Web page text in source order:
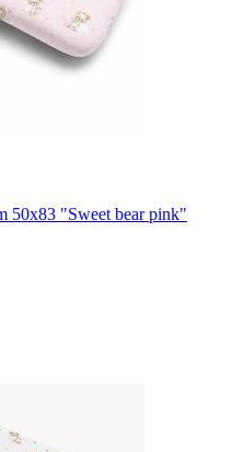
50x83 "Sweet bear pink"